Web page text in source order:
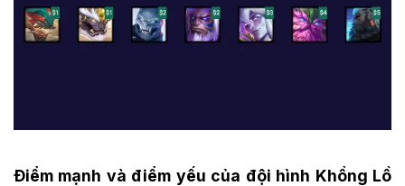
Điểm mạnh và điểm yếu của đội hình Khổng Lồ